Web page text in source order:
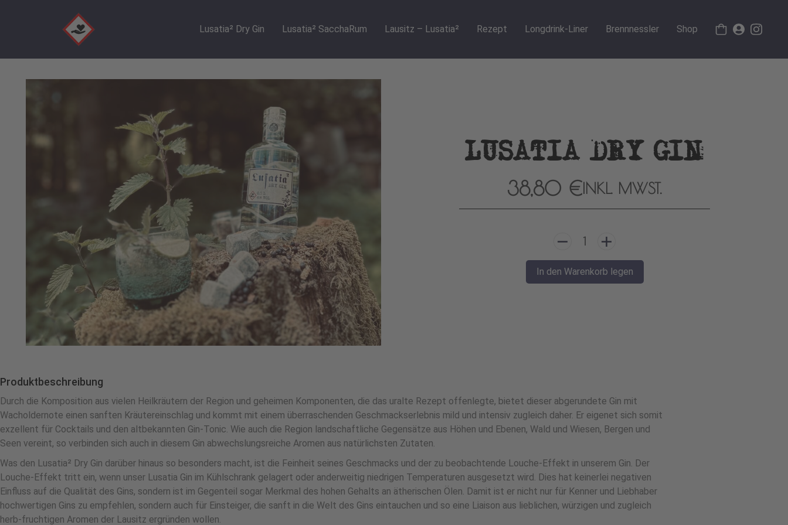
Lusatia² Dry Gin Lusatia² SacchaRum Lausitz – Lusatia² Rezept Longdrink-Liner Brennnessler Shop
LUSATIA DRY GIN
38,80 €INKL. MWST.
In den Warenkorb legen
Produktbeschreibung
Durch die Komposition aus vielen Heilkräutern der Region und geheimen Komponenten, die das uralte Rezept offenlegte, bietet dieser abgerundete Gin mit
Wacholdernote einen sanften Kräutereinschlag und kommt mit einem überraschenden Geschmackserlebnis mild und intensiv zugleich daher. Er eigenet sich somit
exzellent für Cocktails und den altbekannten Gin-Tonic. Wie auch die Region landschaftliche Gegensätze aus Höhen und Ebenen, Wald und Wiesen, Bergen und
Seen vereint, so verbinden sich auch in diesem Gin abwechslungsreiche Aromen aus natürlichsten Zutaten.
Was den Lusatia² Dry Gin darüber hinaus so besonders macht, ist die Feinheit seines Geschmacks und der zu beobachtende Louche-Effekt in unserem Gin. Der
Louche-Effekt tritt ein, wenn unser Lusatia Gin im Kühlschrank gelagert oder anderweitig niedrigen Temperaturen ausgesetzt wird. Dies hat keinerlei negativen
Einfluss auf die Qualität des Gins, sondern ist im Gegenteil sogar Merkmal des hohen Gehalts an ätherischen Ölen. Damit ist er nicht nur für Kenner und Liebhaber
hochwertigen Gins zu empfehlen, sondern auch für Einsteiger, die sanft in die Welt des Gins eintauchen und so eine Liaison aus lieblichen, würzigen und zugleich
herb-fruchtigen Aromen der Lausitz ergründen wollen.